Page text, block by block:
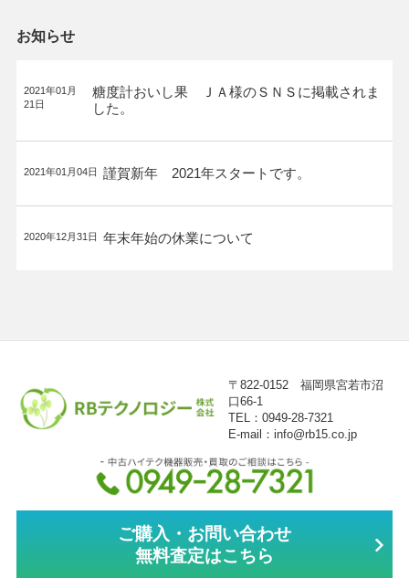
お知らせ
2021年01月
21日
糖度計おいし果 ＪＡ様のＳＮＳに掲載されま
した。
2021年01月04日 謹賀新年 2021年スタートです。
2020年12月31日 年末年始の休業について
〒822-0152 福岡県宮若市沼
口66-1
TEL：0949-28-7321
E-mail：info@rb15.co.jp
ご購入・お問い合わせ
無料査定はこちら